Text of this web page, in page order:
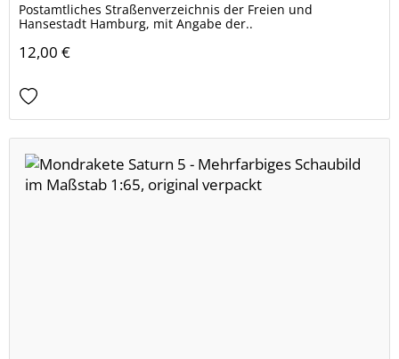
Postamtliches Straßenverzeichnis der Freien und
Hansestadt Hamburg, mit Angabe der..
12,00 €